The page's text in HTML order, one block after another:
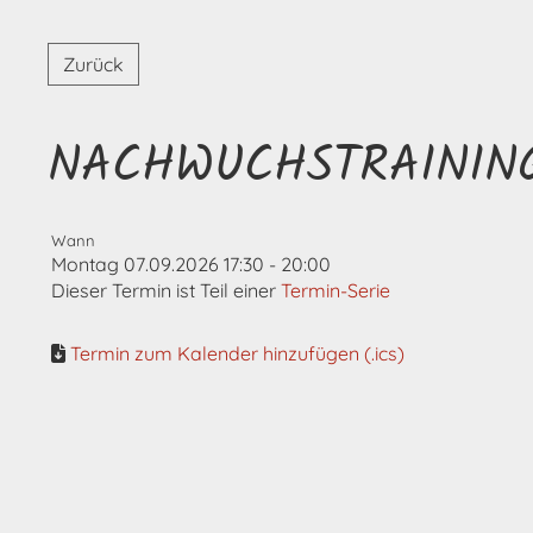
Zurück
Wann
Montag 07.09.2026 17:30 - 20:00
Dieser Termin ist Teil einer Termin-Serie
Termin zum Kalender hinzufügen (.ics)